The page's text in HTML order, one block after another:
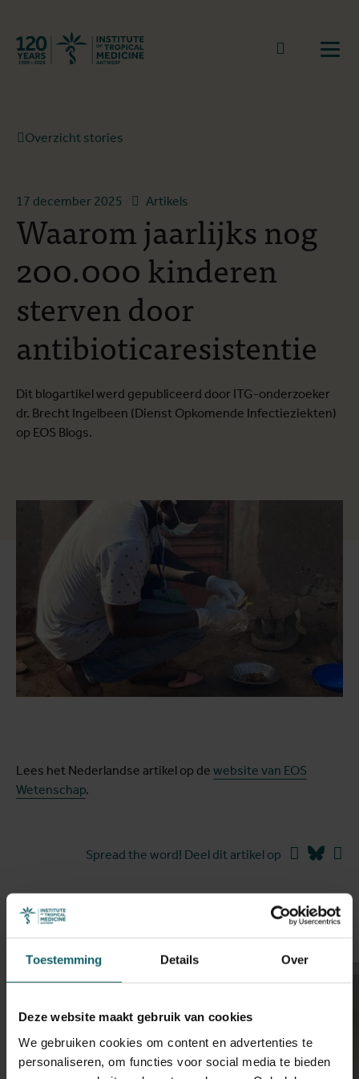
Toestemming Details Over
Deze website maakt gebruik van cookies
We gebruiken cookies om content en advertenties te
personaliseren, om functies voor social media te bieden
Terug naar start
Naar
Overzicht stories
17 december 2025 Artikels
Waarom jaarlijks nog
200.000 kinderen
sterven door
antibioticaresistentie
Dit blogartikel werd gepubliceerd door ITG-onderzoeker
dr. Brecht Ingelbeen (Dienst Opkomende Infectieziekten)
op EOS Blogs.
Lees het Nederlandse artikel op de website van EOS
Wetenschap.
Spread the word! Deel dit artikel op Facebook
Meer stories